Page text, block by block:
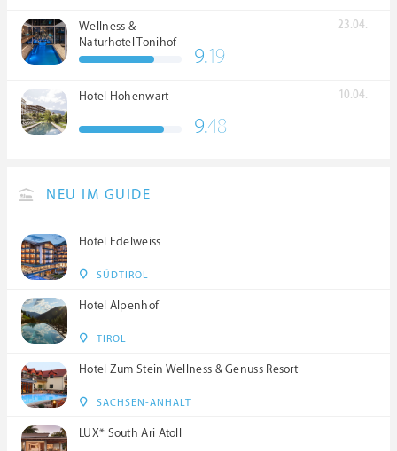
Wellness &
Naturhotel Tonihof
****S
23.04.
9.19
Hotel Hohenwart 10.04.
9.48
NEU IM GUIDE
Hotel Edelweiss
SÜDTIROL
Hotel Alpenhof
TIROL
Hotel Zum Stein Wellness & Genuss Resort
SACHSEN-ANHALT
LUX* South Ari Atoll